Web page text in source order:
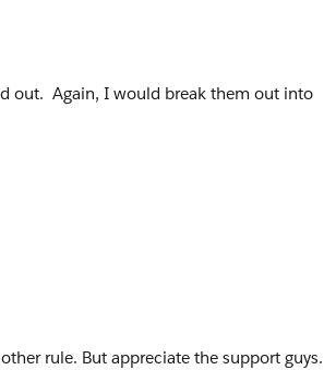
on my formulas. I think it's when I copy
out. Again, I would break them out into
rule. But appreciate the support guys.